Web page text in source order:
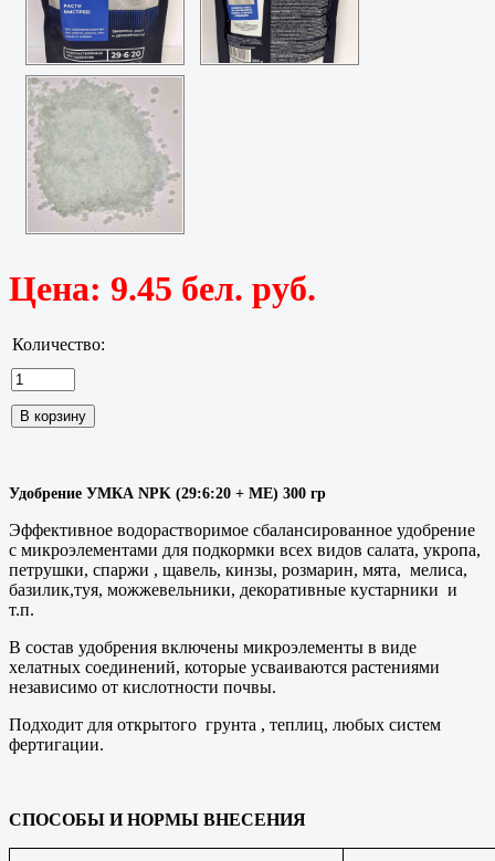
Цена: 9.45 бел. руб.
Количество:
Удобрение УМКА NPK (29:6:20 + ME) 300 гр
Эффективное водорастворимое сбалансированное удобрение
с микроэлементами для подкормки всех видов салата, укропа,
петрушки, спаржи , щавель, кинзы, розмарин, мята, мелиса,
базилик,туя, можжевельники, декоративные кустарники и
т.п.
В состав удобрения включены микроэлементы в виде
хелатных соединений, которые усваиваются растениями
независимо от кислотности почвы.
Подходит для открытого грунта , теплиц, любых систем
фертигации.
СПОСОБЫ И НОРМЫ ВНЕСЕНИЯ